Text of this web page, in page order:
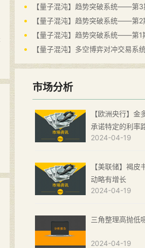
【量子混沌】趋势突破系统——第3
【量子混沌】趋势突破系统——第2
【量子混沌】趋势突破系统——第1
【量子混沌】多空博弈对冲交易
市场分析
【欧洲央行】金
承诺特定的利率
2024-04-19
【美联储】褐皮
动略有增长
2024-04-19
三角整理高抛低
2024-04-19